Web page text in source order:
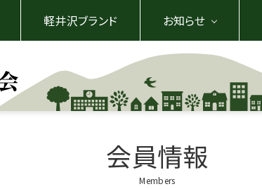
軽井沢ブランド お知らせ
会員情報
Members